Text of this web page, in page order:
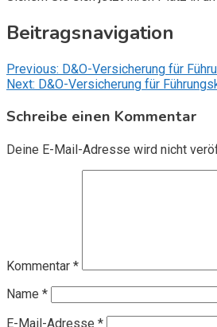
Beitragsnavigation
Previous: D&O-Versicherung für
Next: D&O-Versicherung für
Schreibe einen Kommentar
Deine E-Mail-Adresse wird nicht
Kommentar *
Name *
E-Mail-Adresse *